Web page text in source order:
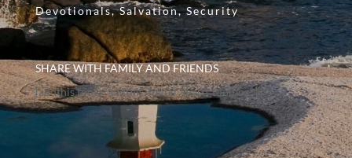
Devotionals,Salvation,Security
SHARE WITH FAMILY AND FRIENDS
[addthis tool="addthis_inline_share_toolbox"]